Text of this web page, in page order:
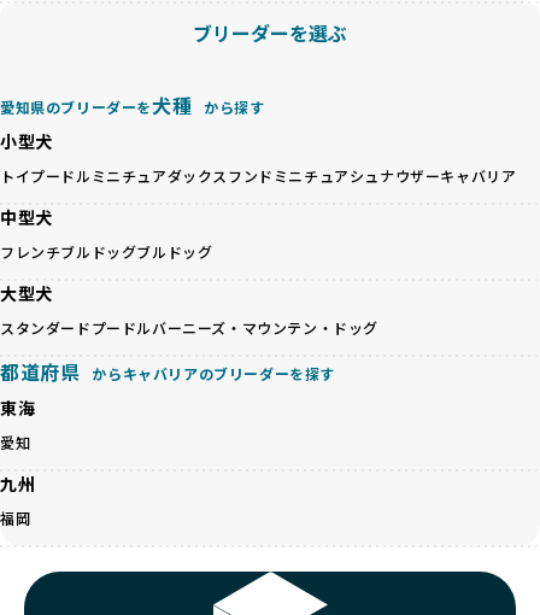
さらに、こうした評価結果は透明性を持って公開されている
徹底した透明性こそが、BreederFamiliesの大きな特徴で
す。
量販売、負担の大きい流通構造、劣悪な飼育環境といった課
題に真摯に向き合っています。優良ブリーダーとの直接取引
る社会の実現を目指しています。
さらに、売上の一部を保護団体や保護団体を支援する公益法
の取り組みが不十分であることを理由に寄付を断られる中、
BreederFamiliesはその姿勢が評価され、寄付が実現してい
ます。この活動により、保護が必要なワンちゃんの救済や保
護活動の支援にも貢献しています。
BreederFamiliesのこうした取り組みは、目の前の子犬だけ
でなく、すべてのワンちゃんに優しい未来を創るための大き
な一歩です。ユーザーの皆さんがBreederFamiliesを通じて
子犬をお迎えすることで、こうした社会貢献活動を間接的に
支えることができます。
ペットショップやオークションを介さずに直接飼い主に渡す
接の引き渡しを基本とします。
一方で、営利優先ブリーダーは、広範囲に販売するためにペ
ットショップやオークションを活用し、子犬の心身への影響
を軽視しがちです。
「ペットショップ等を使わない」の詳細はこちら
近年、「小さくて可愛い」「珍しい毛色」という見た目の特
徴が人気を集め、高値で取引されることが多くなっていま
す。しかし、こうした特徴には健康リスクが伴う場合が少な
くありません。極小サイズは骨や心臓に負担がかかりやす
く、レアカラーには遺伝疾患のリスクが高まることがありま
営利優先ブリーダーは、このような流行や需要に応じて無理
な繁殖を行いがちです。小柄な母犬を繁殖に多用して体に負
ど、健康を犠牲にした管理がされることもあります。このよ
うな方法では、ワンちゃんの免疫力や体力が低下し、飼い主
にとっても将来的な医療費やケアの負担が増える恐れがあり
ます。
優良ブリーダーは、こうした流行に流されず、ワンちゃんの
ブリーダーを選ぶ
愛知県のブリーダーを犬種 から探す
小型犬
トイプードル ミニチュアダックスフンド ミニチュアシュナウザーキャバリア
中型犬
フレンチブルドッグブルドッグ
大型犬
スタンダードプードルバーニーズ・マウンテン・ドッグ
都道府県 からキャバリアのブリーダーを探す
東海
愛知
九州
福岡